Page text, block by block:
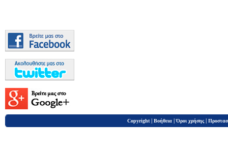
Copyright | Βοήθεια |Όροι χρήσης |